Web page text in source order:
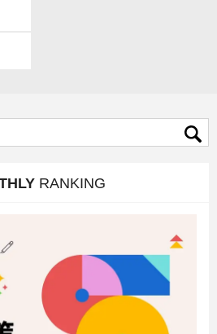
RANKING